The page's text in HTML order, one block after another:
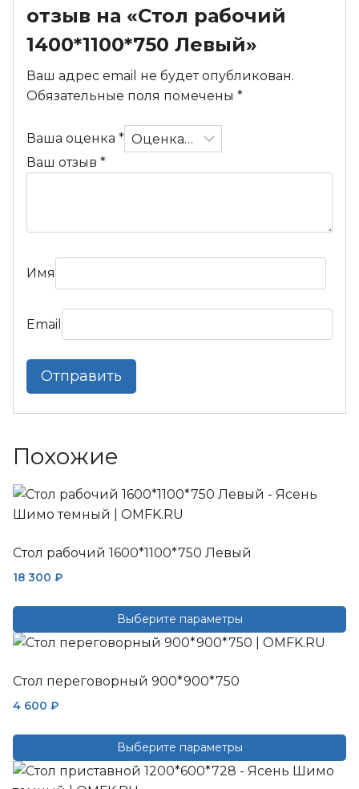
отзыв на «Стол рабочий
1400*1100*750 Левый»
Ваш адрес email не будет опубликован.
Обязательные поля помечены *
Ваша оценка *
Ваш отзыв *
Имя
Email
Похожие
Стол рабочий 1600*1100*750 Левый
18 300 ₽
Выберите параметры
Этот
имеет
несколько
Опции
можно
выбрать
Стол переговорный 900*900*750
4 600 ₽
Выберите параметры
Этот